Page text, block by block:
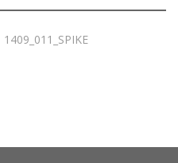
1409_011_SPIKE